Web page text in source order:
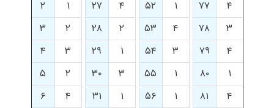
۴
۷۷ ۱ ۵۲ ۴ ۲۷ ۱
۲
۳
۷۸ ۴ ۵۳ ۲ ۲۸ ۲
۳
۴
۷۹ ۳ ۵۴ ۱ ۲۹ ۳
۴
۱
۸۰ ۱ ۵۵ ۳ ۳۰ ۲
۵
۴
۸۱ ۱ ۵۶ ۱ ۳۱ ۴
۶